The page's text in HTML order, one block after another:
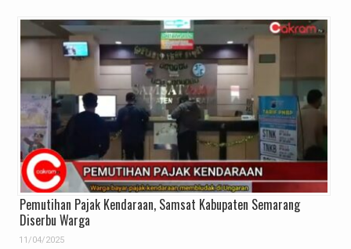
Pemutihan Pajak Kendaraan, Samsat Kabupaten Semarang
Diserbu Warga
11/04/2025